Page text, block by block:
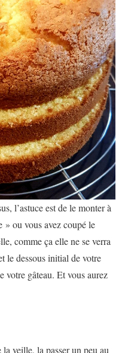
l’astuce est de le monter à
» ou vous avez coupé le
comme ça elle ne se verra
le dessous initial de votre
votre gâteau. Et vous aurez
veille, la passer un peu au